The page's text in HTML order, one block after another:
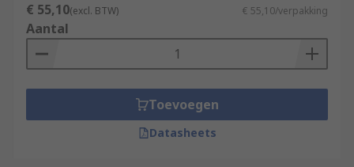
€ 55,10(excl. BTW) € 55,10/verpakking
Aantal
Toevoegen
Datasheets